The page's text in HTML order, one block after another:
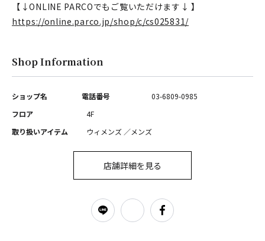
【↓ONLINE PARCOでもご覧いただけます↓ 】
https://online.parco.jp/shop/c/cs025831/
Shop Information
ショップ名 電話番号
03-6809-0985
フロア
4F
取り扱いアイテム
ウィメンズ ／メンズ
店舗詳細を見る